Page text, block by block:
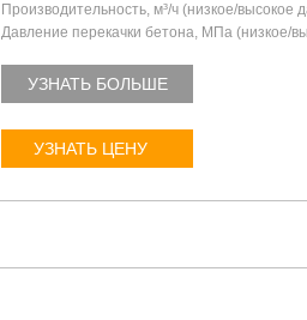
Производительность, м³/ч (низкое/высокое
Давление перекачки бетона, МПа (низкое/
УЗНАТЬ БОЛЬШЕ
УЗНАТЬ ЦЕНУ